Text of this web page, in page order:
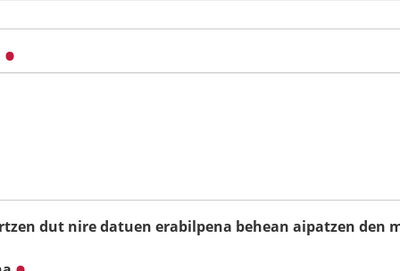
dut nire datuen erabilpena behean aipatzen den